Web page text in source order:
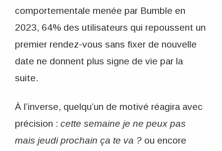
comportementale menée par Bumble en
2023, 64% des utilisateurs qui repoussent un
premier rendez-vous sans fixer de nouvelle
date ne donnent plus signe de vie par la
suite.
À l’inverse, quelqu’un de motivé réagira avec
précision : cette semaine je ne peux pas
mais jeudi prochain ça te va ? ou encore